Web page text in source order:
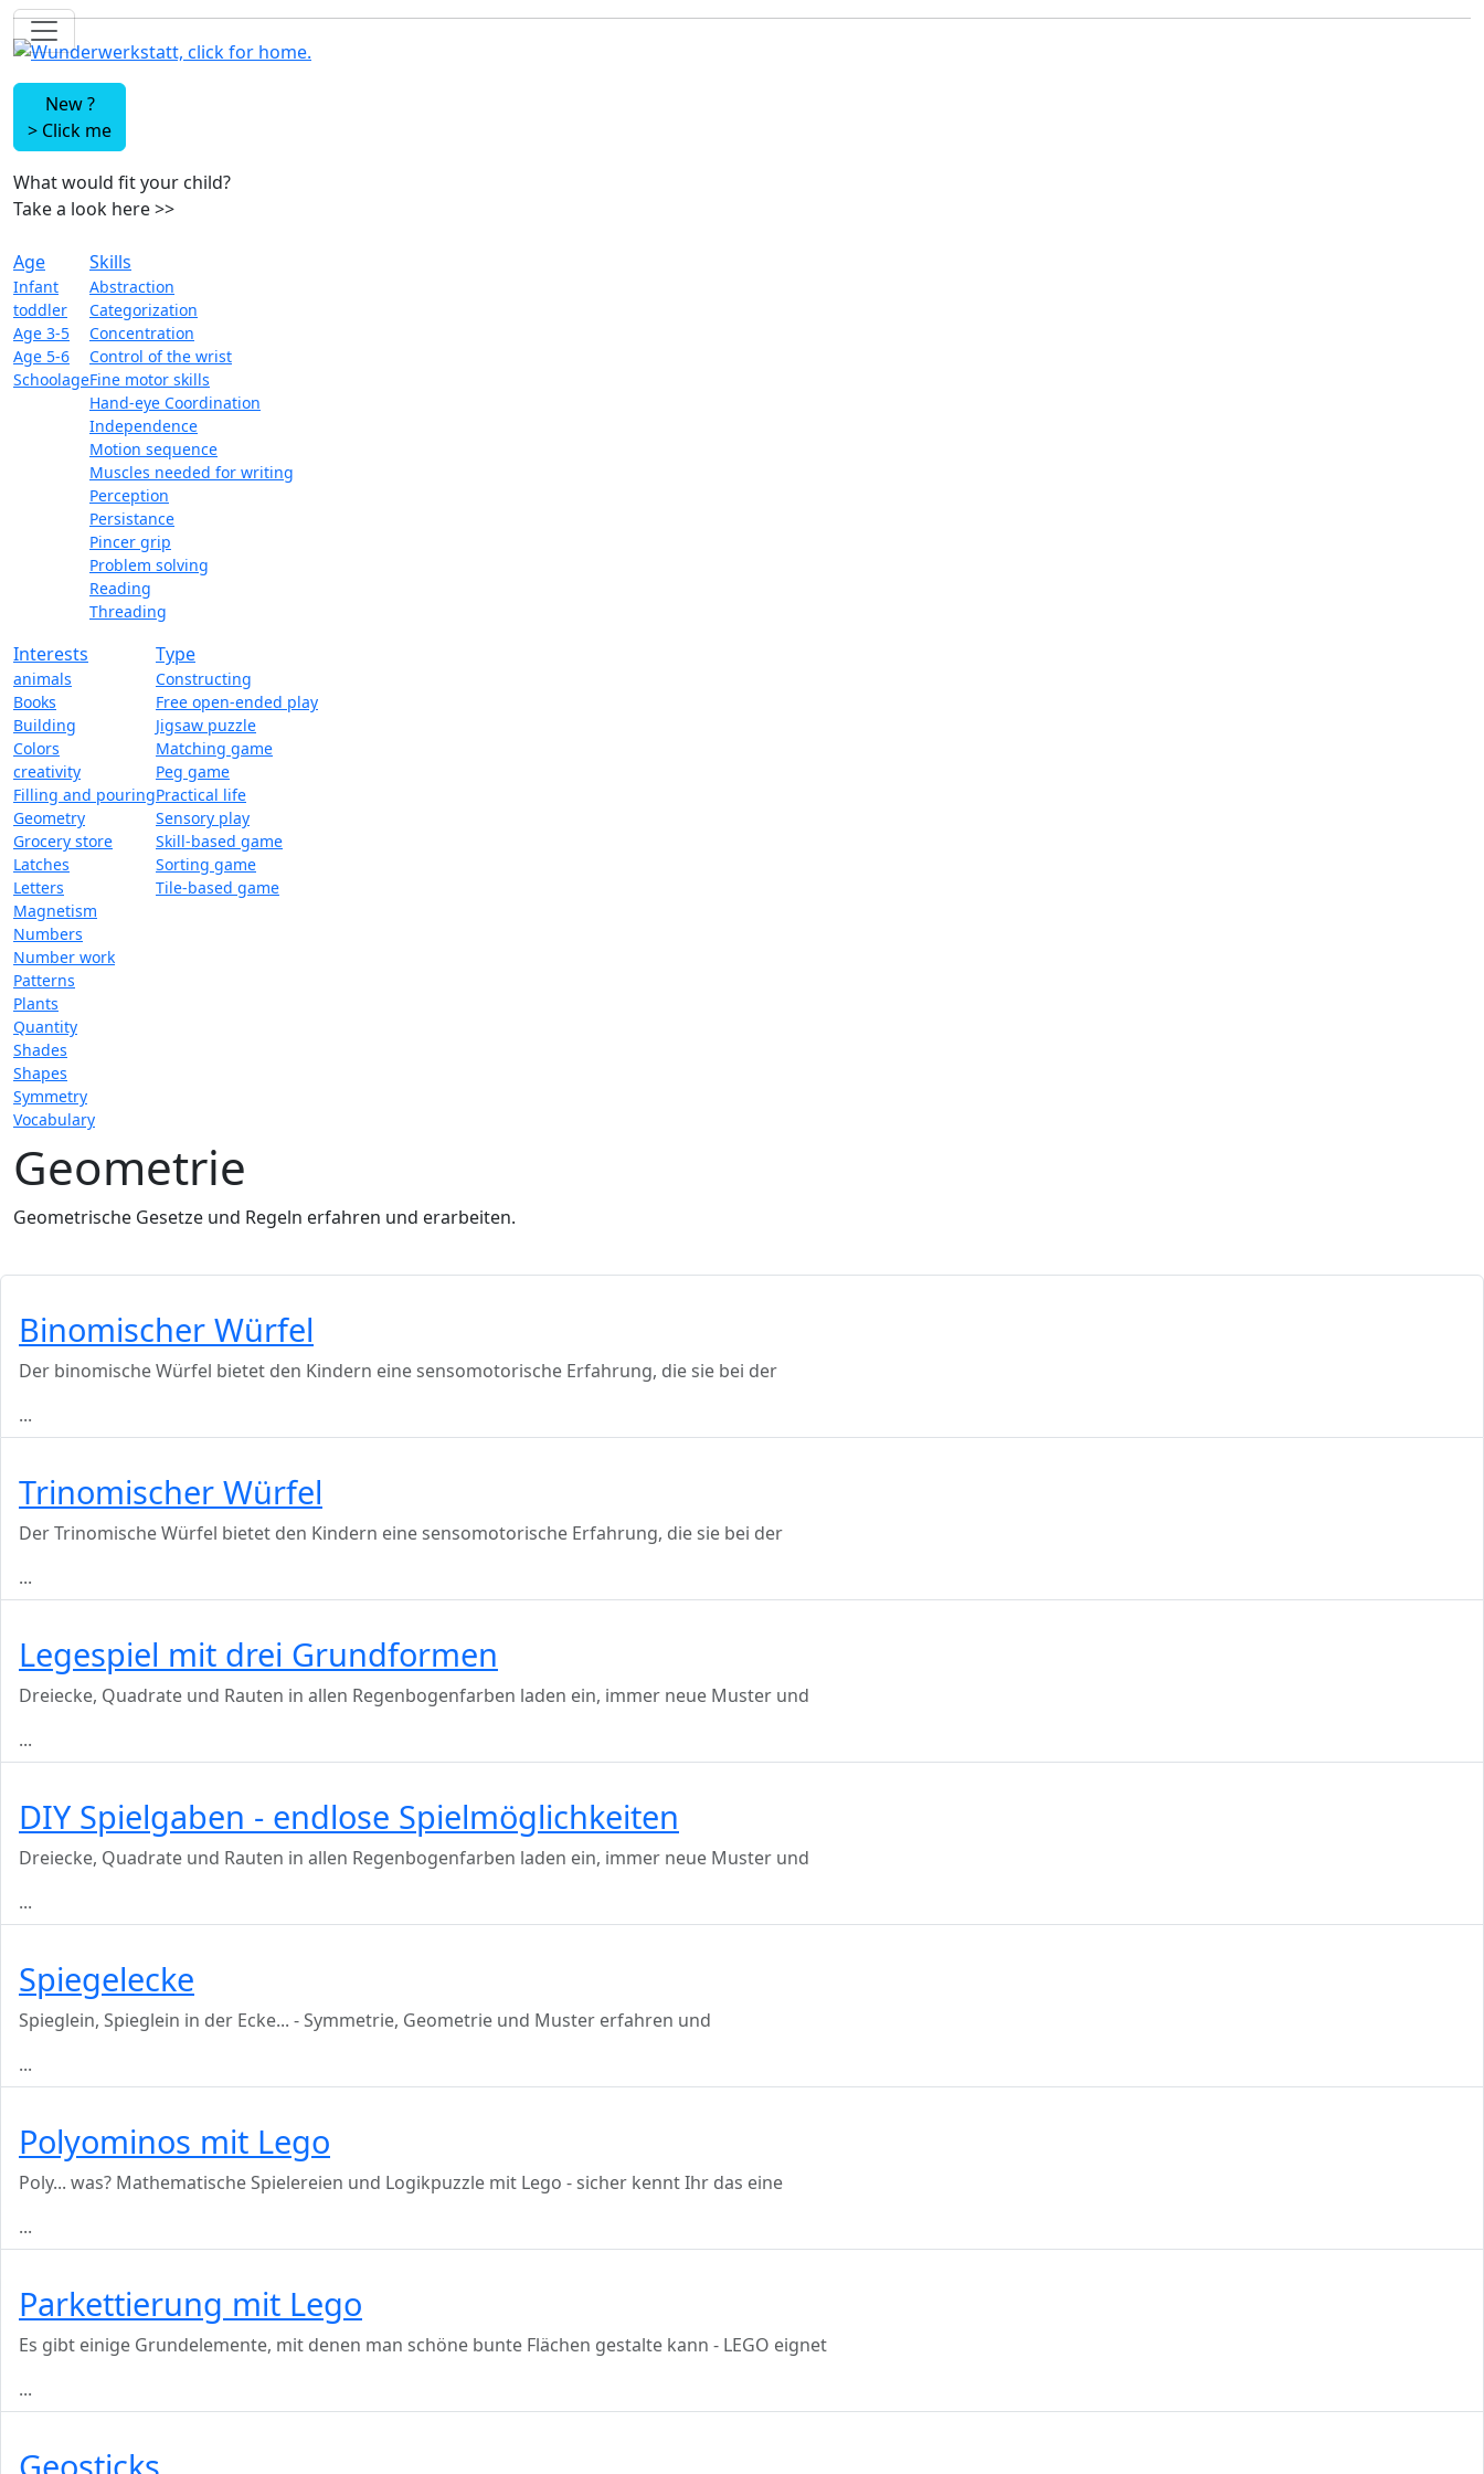
New ?
> Click me
What would fit your child?
Take a look here>>
Age
Infant
toddler
Age 3-5
Age 5-6
Schoolage
Skills
Abstraction
Categorization
Concentration
Control of the wrist
Fine motor skills
Hand-eye Coordination
Independence
Motion sequence
Muscles needed for writing
Perception
Persistance
Pincer grip
Problem solving
Reading
Threading
Interests
animals
Books
Building
Colors
creativity
Filling and pouring
Geometry
Grocery store
Latches
Letters
Magnetism
Numbers
Number work
Patterns
Plants
Quantity
Shades
Shapes
Symmetry
Vocabulary
Type
Constructing
Free open-ended play
Jigsaw puzzle
Matching game
Peg game
Practical life
Sensory play
Skill-based game
Sorting game
Tile-based game
Geometrie
Geometrische Gesetze und Regeln erfahren und erarbeiten.
Binomischer Würfel
Der binomische Würfel bietet den Kindern eine sensomotorische Erfahrung, die sie bei der
...
Trinomischer Würfel
Der Trinomische Würfel bietet den Kindern eine sensomotorische Erfahrung, die sie bei der
...
Legespiel mit drei Grundformen
Dreiecke, Quadrate und Rauten in allen Regenbogenfarben laden ein, immer neue Muster und
...
DIY Spielgaben - endlose Spielmöglichkeiten
Dreiecke, Quadrate und Rauten in allen Regenbogenfarben laden ein, immer neue Muster und
...
Spiegelecke
Spieglein, Spieglein in der Ecke... - Symmetrie, Geometrie und Muster erfahren und
...
Polyominos mit Lego
Poly... was? Mathematische Spielereien und Logikpuzzle mit Lego - sicher kennt Ihr das eine
...
Parkettierung mit Lego
Es gibt einige Grundelemente, mit denen man schöne bunte Flächen gestalte kann - LEGO eignet
...